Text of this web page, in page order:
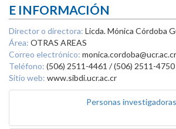
E INFORMACIÓN
Director o directora: Licda. Mónica Córdoba
Área: OTRAS AREAS
Correo electrónico: monica.cordoba@ucr.ac.cr
Teléfono: (506) 2511-4461 / (506) 2511-4750
Sitio web: www.sibdi.ucr.ac.cr
Personas investigadoras